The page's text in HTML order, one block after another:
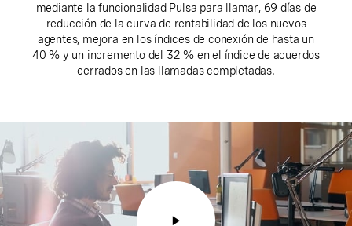
mediante la funcionalidad Pulsa para llamar, 69 días de
reducción de la curva de rentabilidad de los nuevos
agentes, mejora en los índices de conexión de hasta un
40 % y un incremento del 32 % en el índice de acuerdos
cerrados en las llamadas completadas.